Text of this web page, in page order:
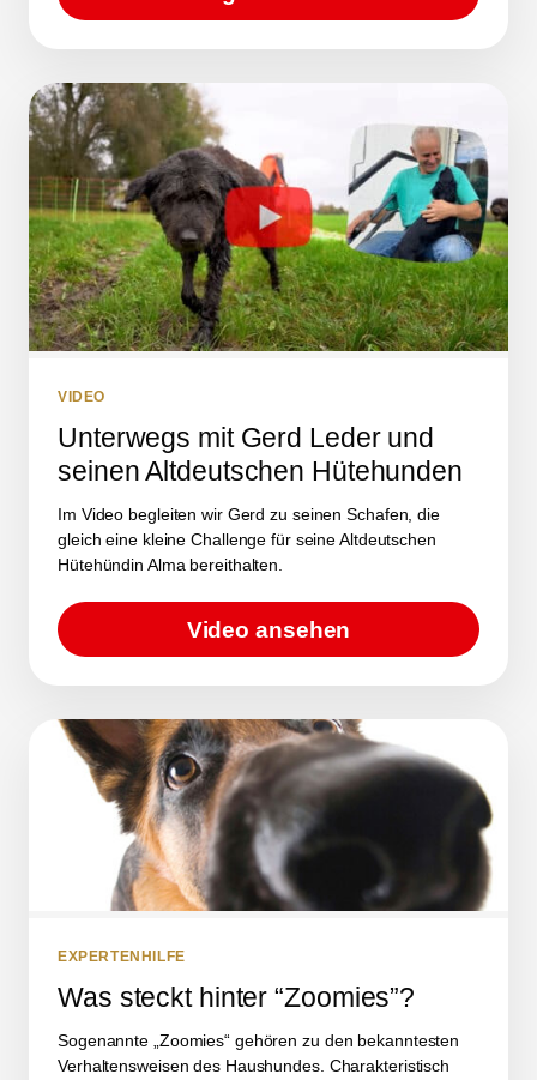
VIDEO
Unterwegs mit Gerd Leder und
seinen Altdeutschen Hütehunden
Im Video begleiten wir Gerd zu seinen Schafen, die
gleich eine kleine Challenge für seine Altdeutschen
Hütehündin Alma bereithalten.
Video ansehen
EXPERTENHILFE
Was steckt hinter “Zoomies”?
Sogenannte „Zoomies“ gehören zu den bekanntesten
Verhaltensweisen des Haushundes. Charakteristisch